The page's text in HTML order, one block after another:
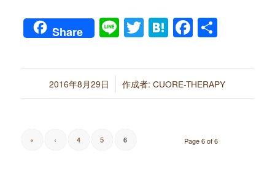
Share LineTwitter
Hatena共
2016年8月29日
/ 作成者:CUORE-THERAPY
Page 6 of 6
« ‹ 4 5 6